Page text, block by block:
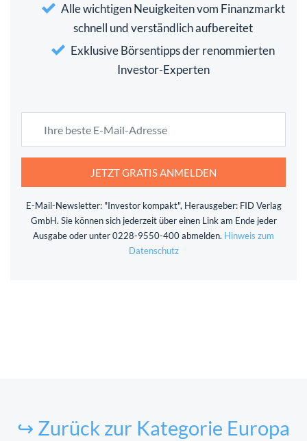
Alle wichtigen Neuigkeiten vom Finanzmarkt
schnell und verständlich aufbereitet
Exklusive Börsentipps der renommierten
Investor-Experten
JETZT GRATIS ANMELDEN
E-Mail-Newsletter: "Investor kompakt", Herausgeber: FID Verlag
GmbH. Sie können sich jederzeit über einen Link am Ende jeder
Ausgabe oder unter 0228-9550-400 abmelden. Hinweis zum
Datenschutz
↪ Zurück zur Kategorie Europa